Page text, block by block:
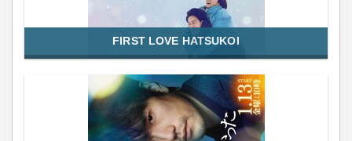
FIRST LOVE HATSUKOI